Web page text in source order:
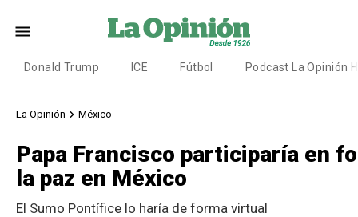
Donald Trump ICE Fútbol Podcast La Opinión
La Opinión México
Papa Francisco participaría en
la paz en México
El Sumo Pontífice lo haría de forma virtual